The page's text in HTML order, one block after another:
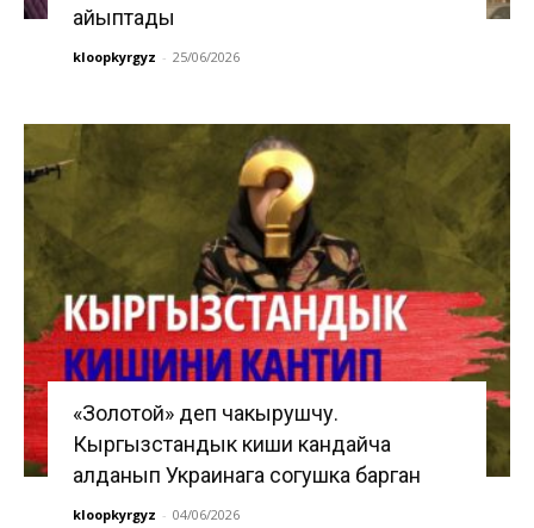
айыптады
kloopkyrgyz - 25/06/2026
«Золотой» деп чакырушчу.
Кыргызстандык киши кандайча
алданып Украинага согушка барган
kloopkyrgyz - 04/06/2026